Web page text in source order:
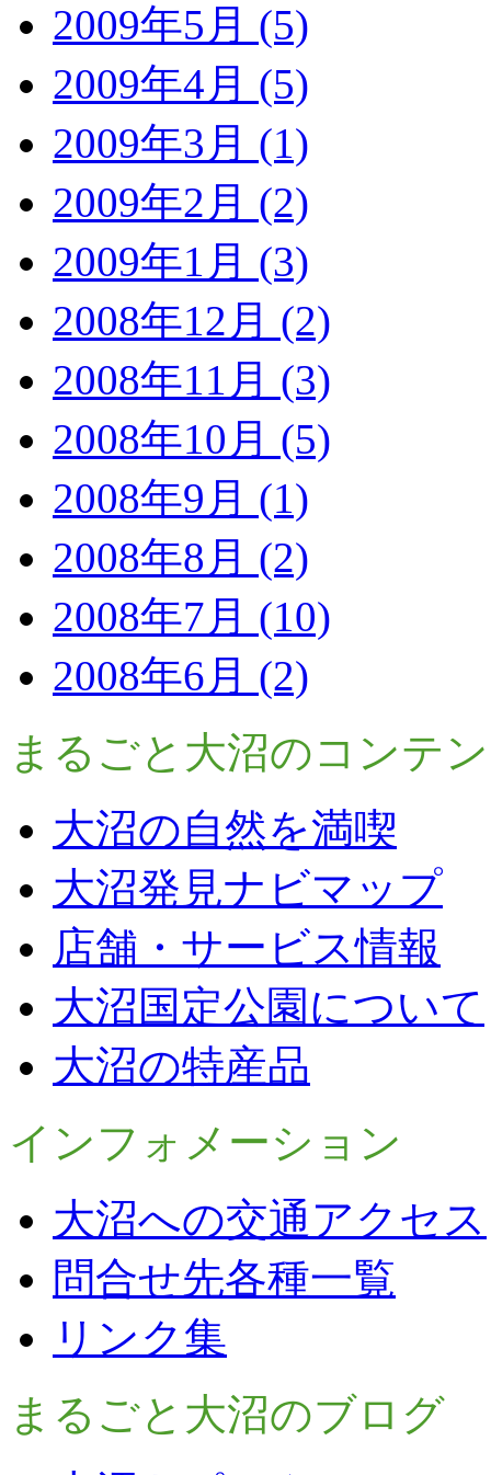
2009年5月 (5)
2009年4月 (5)
2009年3月 (1)
2009年2月 (2)
2009年1月 (3)
2008年12月 (2)
2008年11月 (3)
2008年10月 (5)
2008年9月 (1)
2008年8月 (2)
2008年7月 (10)
2008年6月 (2)
まるごと大沼のコンテ
大沼の自然を満喫
大沼発見ナビマップ
店舗・サービス情報
大沼国定公園について
大沼の特産品
インフォメーション
大沼への交通アクセス
問合せ先各種一覧
リンク集
まるごと大沼のブログ